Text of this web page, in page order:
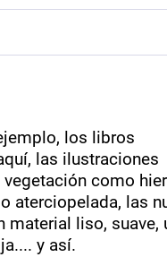
los libros
las ilustraciones
como
aterciopelada, las
material liso, suave,
y así.